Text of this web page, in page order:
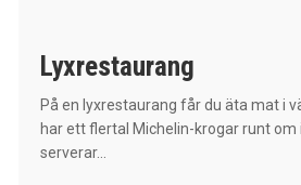
Lyxrestaurang
På en lyxrestaurang får du äta mat i
har ett flertal Michelin-krogar runt om
serverar...